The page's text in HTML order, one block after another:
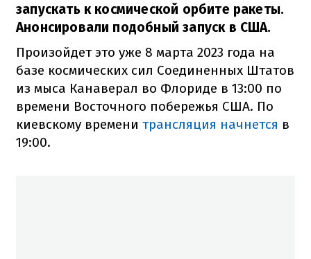
запускать к космической орбите ракеты.
Анонсировали подобный запуск в США.
Произойдет это уже 8 марта 2023 года на
базе космических сил Соединенных Штатов
из мыса Канаверал во Флориде в 13:00 по
времени Восточного побережья США. По
киевскому времени трансляция начнется в
19:00.